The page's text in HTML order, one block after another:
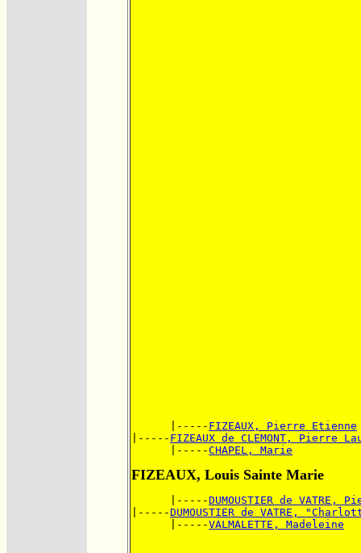
      |-----
FIZEAUX, Pierre Etienne
|----- FIZEAUX de CLEMONT, Pierre
      |-----
CHAPEL, Marie
FIZEAUX, Louis Sainte Marie
      |-----
DUMOUSTIER de VATRE,
|-----DUMOUSTIER de VATRE,
      |-----
VALMALETTE, Madeleine